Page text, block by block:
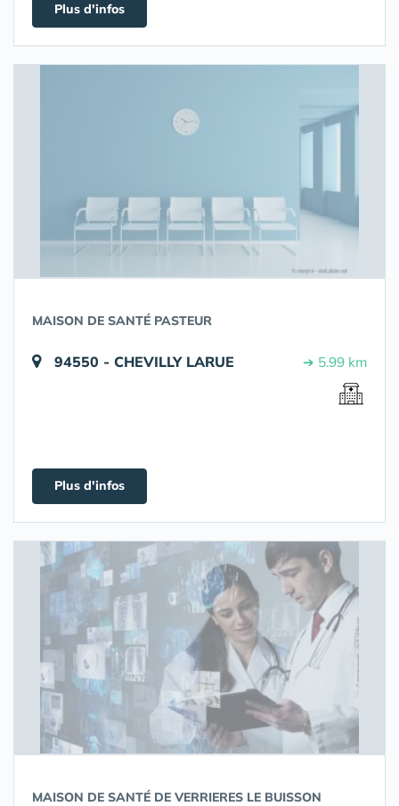
Plus d'infos
MAISON DE SANTÉ PASTEUR
94550 - CHEVILLY LARUE ➔ 5.99 km
Plus d'infos
MAISON DE SANTÉ DE VERRIERES LE BUISSON